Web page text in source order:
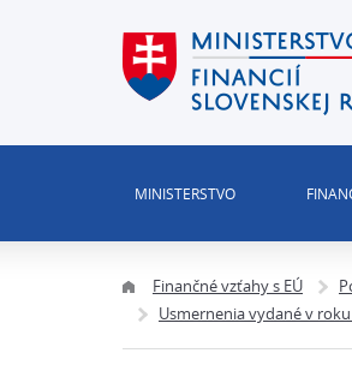
MINISTERSTVO
Finančné vzťahy s EÚ
Usmernenia vydané v